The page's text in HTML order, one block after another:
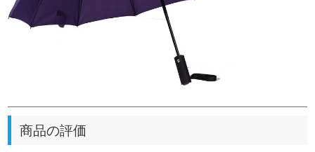
商品の評価